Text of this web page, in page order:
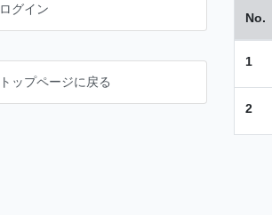
ログイン
トップページに戻る
No.
1
2